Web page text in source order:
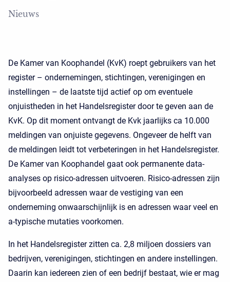
Nieuws
De Kamer van Koophandel (KvK) roept gebruikers van het
register – ondernemingen, stichtingen, verenigingen en
instellingen – de laatste tijd actief op om eventuele
onjuistheden in het Handelsregister door te geven aan de
KvK. Op dit moment ontvangt de Kvk jaarlijks ca 10.000
meldingen van onjuiste gegevens. Ongeveer de helft van
de meldingen leidt tot verbeteringen in het Handelsregister.
De Kamer van Koophandel gaat ook permanente data-
analyses op risico-adressen uitvoeren. Risico-adressen zijn
bijvoorbeeld adressen waar de vestiging van een
onderneming onwaarschijnlijk is en adressen waar veel en
a-typische mutaties voorkomen.
In het Handelsregister zitten ca. 2,8 miljoen dossiers van
bedrijven, verenigingen, stichtingen en andere instellingen.
Daarin kan iedereen zien of een bedrijf bestaat, wie er mag